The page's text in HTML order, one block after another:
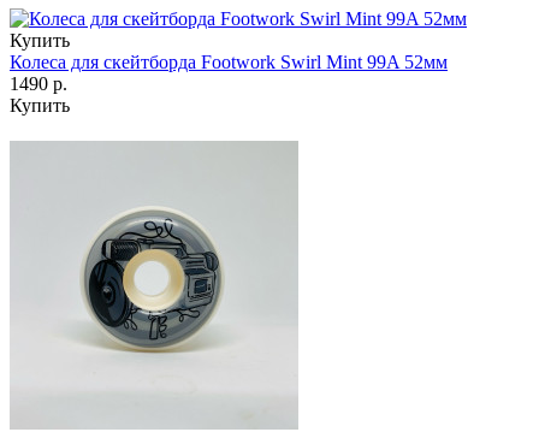
Купить
Колеса для скейтборда Footwork Swirl Mint 99A 52мм
1490 р.
Купить